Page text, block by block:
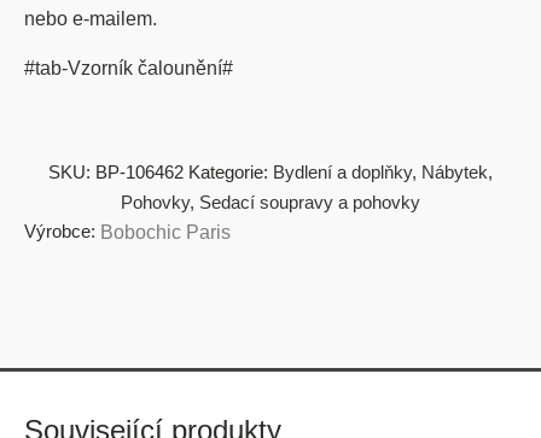
nebo e-mailem.
#tab-Vzorník čalounění#
SKU: BP-106462 Kategorie: Bydlení a doplňky, Nábytek,
Pohovky, Sedací soupravy a pohovky
Výrobce: Bobochic Paris
Související produkty